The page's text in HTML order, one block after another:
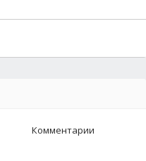
Комментарии